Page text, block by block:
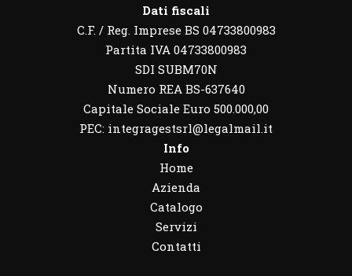
Dati fiscali
C.F. / Reg. Imprese BS 04733800983
Partita IVA 04733800983
SDI SUBM70N
Numero REA BS-637640
Capitale Sociale Euro 500.000,00
PEC: integragestsrl@legalmail.it
Info
Home
Azienda
Catalogo
Servizi
Contatti